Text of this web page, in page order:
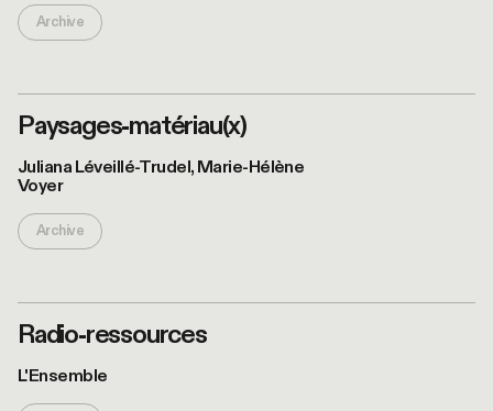
Archive
Paysages-matériau(x)
Juliana Léveillé-Trudel, Marie-Hélène
Voyer
Archive
Radio-ressources
L'Ensemble